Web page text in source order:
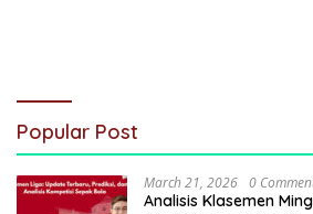
Popular Post
March 21, 2026 0
Analisis Klasemen